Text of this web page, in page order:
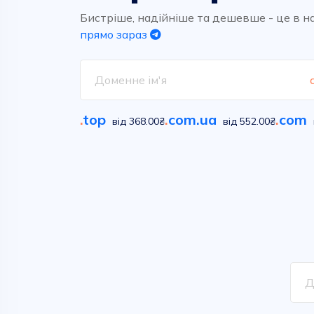
Бистріше, надійніше та дешевше - це в
прямо зараз
.top від 368.00₴.com.ua від 552.00₴.com
Обирайте вільні імена у
сотнях класичних та новітніх
домених зон